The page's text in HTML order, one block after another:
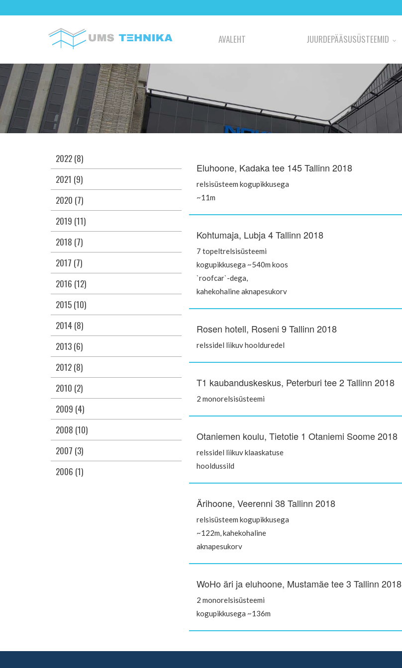
AVALEHT JUURDEPÄÄSUSÜSTEEMID
2022 (8)
2021 (9)
2020 (7)
2019 (11)
2018 (7)
2017 (7)
2016 (12)
2015 (10)
2014 (8)
2013 (6)
2012 (8)
2010 (2)
2009 (4)
2008 (10)
2007 (3)
2006 (1)
Eluhoone, Kadaka tee 145 Tallinn 2018
relsisüsteem kogupikkusega
~11m
Kohtumaja, Lubja 4 Tallinn 2018
7 topeltrelsisüsteemi
kogupikkusega ~540m koos
`roofcar`-dega,
kahekohaline aknapesukorv
Rosen hotell, Roseni 9 Tallinn 2018
relssidel liikuv hoolduredel
T1 kaubanduskeskus, Peterburi tee 2 Tallinn 2018
2 monorelsisüsteemi
Otaniemen koulu, Tietotie 1 Otaniemi Soome 2018
relssidel liikuv klaaskatuse
hooldussild
Ärihoone, Veerenni 38 Tallinn 2018
relsisüsteem kogupikkusega
~122m, kahekohaline
aknapesukorv
WoHo äri ja eluhoone, Mustamäe tee 3 Tallinn 2018
2 monorelsisüsteemi
kogupikkusega ~136m